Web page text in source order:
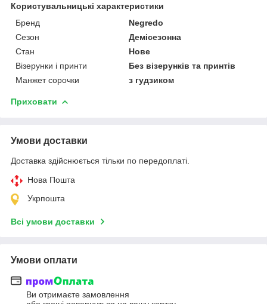
Користувальницькі характеристики
Бренд
Negredo
Сезон
Демісезонна
Стан
Нове
Візерунки і принти
Без візерунків та принтів
Манжет сорочки
з гудзиком
Приховати
Умови доставки
Доставка здійснюється тільки по передоплаті.
Нова Пошта
Укрпошта
Всі умови доставки
Умови оплати
Ви отримаєте замовлення